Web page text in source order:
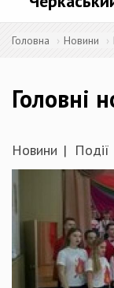
Головна Новини
Головні
Новини Події